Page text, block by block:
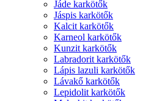
Jáde karkötők
Jáspis karkötők
Kalcit karkötők
Karneol karkötők
Kunzit karkötők
Labradorit karkötők
Lápis lazuli karkötők
Lávakő karkötők
Lepidolit karkötők